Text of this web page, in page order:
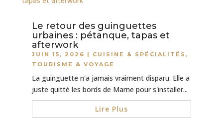
Le retour des guinguettes
urbaines : pétanque, tapas et
afterwork
JUIN 15, 2026 | CUISINE & SPÉCIALITÉS ,
TOURISME & VOYAGE
La guinguette n'a jamais vraiment disparu. Elle a
juste quitté les bords de Marne pour s'installer...
Lire Plus